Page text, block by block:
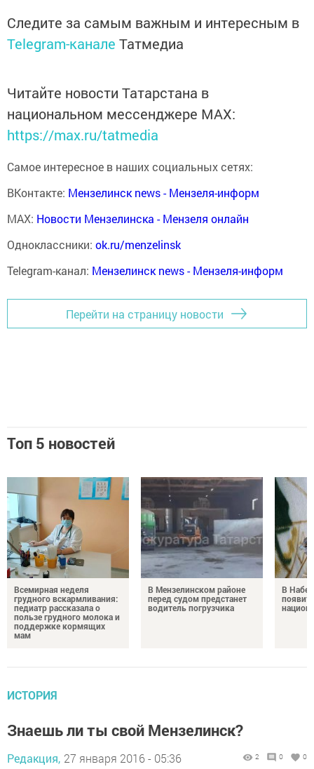
Следите за самым важным и интересным в
Telegram-канале Татмедиа
Читайте новости Татарстана в
национальном мессенджере MАХ:
https://max.ru/tatmedia
Самое интересное в наших социальных сетях:
ВКонтакте: Мензелинск news - Мензеля-информ
MAX: Новости Мензелинска - Мензеля онлайн
Одноклассники: ok.ru/menzelinsk
Telegram-канал: Мензелинск news - Мензеля-информ
Перейти на страницу новости
Топ 5 новостей
Всемирная неделя
грудного вскармливания:
педиатр рассказала о
пользе грудного молока и
поддержке кормящих
мам
В Мензелинском районе
перед судом предстанет
водитель погрузчика
В
ИСТОРИЯ
Знаешь ли ты свой Мензелинск?
Редакция, 27 января 2016 - 05:36 2 0 0